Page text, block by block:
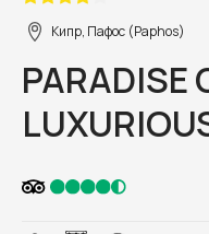
Кипр, Пафос (Paphos)
PARADISE